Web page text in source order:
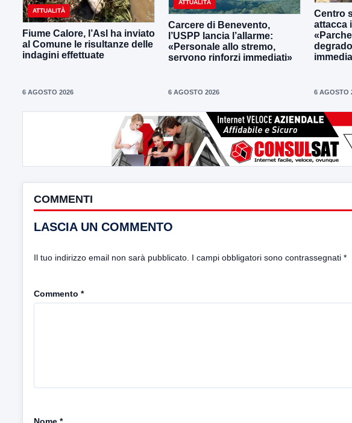
ATTUALITÀ
Fiume Calore, l’Asl ha inviato
al Comune le risultanze delle
indagini effettuate
6 AGOSTO 2026
ATTUALITÀ
Carcere di Benevento,
l’USPP lancia l’allarme:
«Personale allo stremo,
servono rinforzi immediati»
6 AGOSTO 2026
Centro
attacca
6 AGOSTO
COMMENTI
LASCIA UN COMMENTO
Il tuo indirizzo email non sarà pubblicato. I campi obbligatori sono contrassegnati *
Commento *